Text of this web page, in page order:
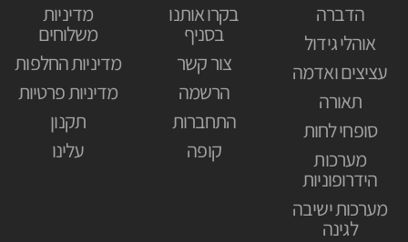
הדברה
אוהלי גידול
עציצים ואדמה
תאורה
סופחי לחות
מערכות
הידרופוניות
מערכות ישיבה
לגינה
בקרו אותנו
בסניף
צור קשר
הרשמה
התחברות
קופה
מדיניות
משלוחים
מדיניות החלפות
מדיניות פרטיות
תקנון
עלינו